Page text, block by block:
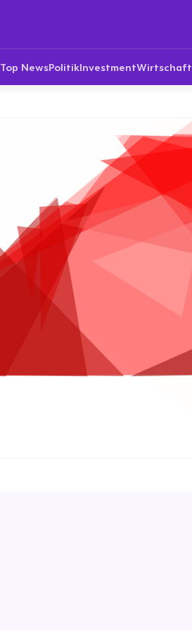
Top NewsPolitikInvestmentWirtschaft